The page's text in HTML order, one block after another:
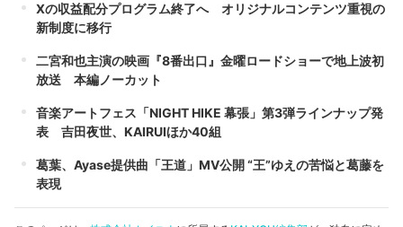
Xの収益配分プログラム終了へ オリジナルコンテンツ重視の
新制度に移行
二宮和也主演の映画『8番出口』金曜ロードショーで地上波初
放送 本編ノーカット
音楽アートフェス「NIGHT HIKE 幕張」第3弾ラインナップ発
表 吉田夜世、KAIRUIほか40組
葛葉、Ayase提供曲「王道」MV公開 “王”ゆえの苦悩と葛藤を
表現